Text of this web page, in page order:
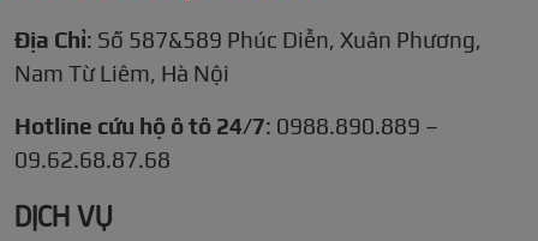
Địa Chỉ: Số 587&589 Phúc Diễn, Xuân Phương,
Nam Từ Liêm, Hà Nội
Hotline cứu hộ ô tô 24/7: 0988.890.889 –
09.62.68.87.68
DỊCH VỤ